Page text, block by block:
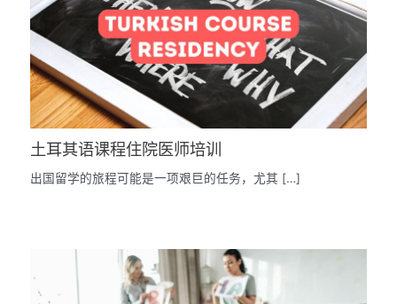
土耳其语课程住院医师培训
出国留学的旅程可能是一项艰巨的任务，尤其 […]